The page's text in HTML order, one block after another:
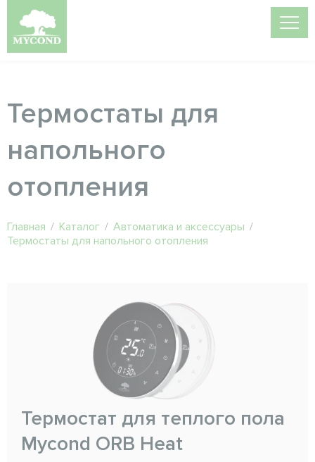
Термостаты для
напольного
отопления
Главная / Каталог / Автоматика и аксессуары /
Термостаты для напольного отопления
Термостат для теплого пола
Mycond ORB Heat